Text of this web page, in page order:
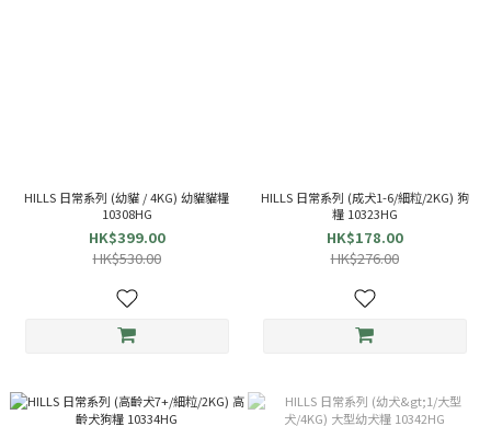
HILLS 日常系列 (幼貓 / 4KG) 幼貓貓糧
10308HG
HK$399.00
HK$530.00
HILLS 日常系列 (成犬1-6/細粒/2KG) 狗
糧 10323HG
HK$178.00
HK$276.00